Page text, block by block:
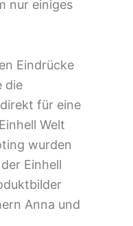
nur einiges
Eindrücke
die
für eine
Welt
wurden
Einhell
Anna und